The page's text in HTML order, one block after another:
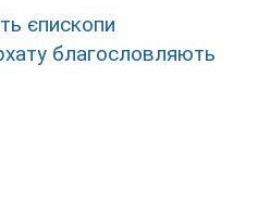
єпископи
благословляють